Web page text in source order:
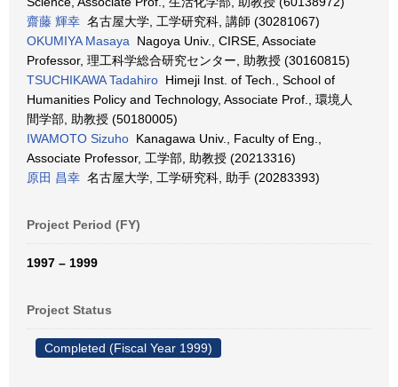
齋藤 輝幸 名古屋大学, 工学研究科, 講師 (30281067)
OKUMIYA Masaya Nagoya Univ., CIRSE, Associate
Professor, 理工科学総合研究センター, 助教授 (30160815)
TSUCHIKAWA Tadahiro Himeji Inst. of Tech., School of
Humanities Policy and Technology, Associate Prof., 環境人
間学部, 助教授 (50180005)
IWAMOTO Sizuho Kanagawa Univ., Faculty of Eng.,
Associate Professor, 工学部, 助教授 (20213316)
原田 昌幸 名古屋大学, 工学研究科, 助手 (20283393)
Project Period (FY)
1997 – 1999
Project Status
Completed (Fiscal Year 1999)